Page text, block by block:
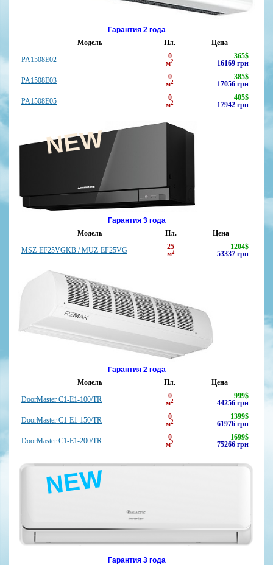
Гарантия 2 года
Модель
Пл.
Цена
PA1508E02
0
м2
365$
16169 грн
PA1508E03
0
м2
385$
17056 грн
PA1508E05
0
м2
405$
17942 грн
NEW
Гарантия 3 года
Модель
Пл.
Цена
MSZ-EF25VGKB / MUZ-EF25VG
25
м2
1204$
53337 грн
Гарантия 2 года
Модель
Пл.
Цена
DoorMaster C1-E1-100/TR
0
м2
999$
44256 грн
DoorMaster C1-E1-150/TR
0
м2
1399$
61976 грн
DoorMaster C1-E1-200/TR
0
м2
1699$
75266 грн
NEW
Гарантия 3 года